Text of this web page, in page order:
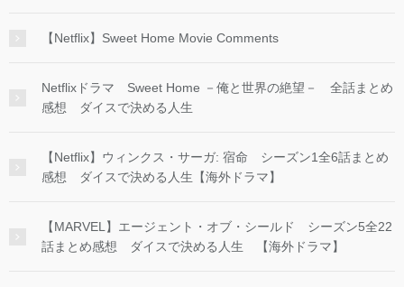
【Netflix】Sweet Home Movie Comments
Netflixドラマ Sweet Home －俺と世界の絶望－ 全話まとめ
感想 ダイスで決める人生
【Netflix】ウィンクス・サーガ: 宿命 シーズン1全6話まとめ
感想 ダイスで決める人生【海外ドラマ】
【MARVEL】エージェント・オブ・シールド シーズン5全22
話まとめ感想 ダイスで決める人生 【海外ドラマ】